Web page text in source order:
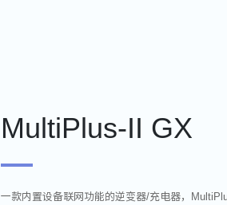
MultiPlus-II GX
一款内置设备联网功能的逆变器/充电器，